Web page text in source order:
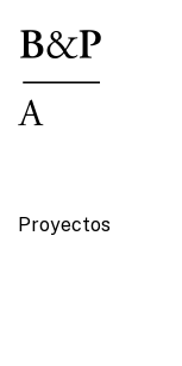
Proyectos